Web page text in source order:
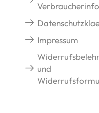
Impressum
und